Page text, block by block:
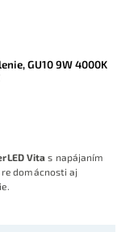
GU10 9W 4000K
Vita s napájaním
re domácnosti aj